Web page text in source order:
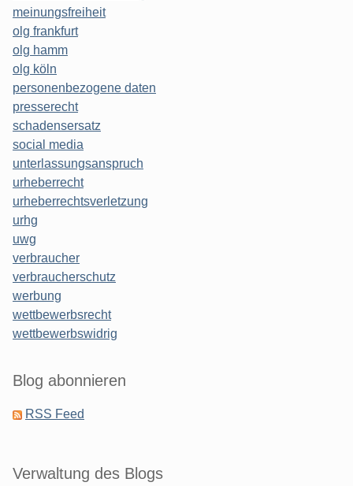
meinungsfreiheit
olg frankfurt
olg hamm
olg köln
personenbezogene daten
presserecht
schadensersatz
social media
unterlassungsanspruch
urheberrecht
urheberrechtsverletzung
urhg
uwg
verbraucher
verbraucherschutz
werbung
wettbewerbsrecht
wettbewerbswidrig
Blog abonnieren
RSS Feed
Verwaltung des Blogs